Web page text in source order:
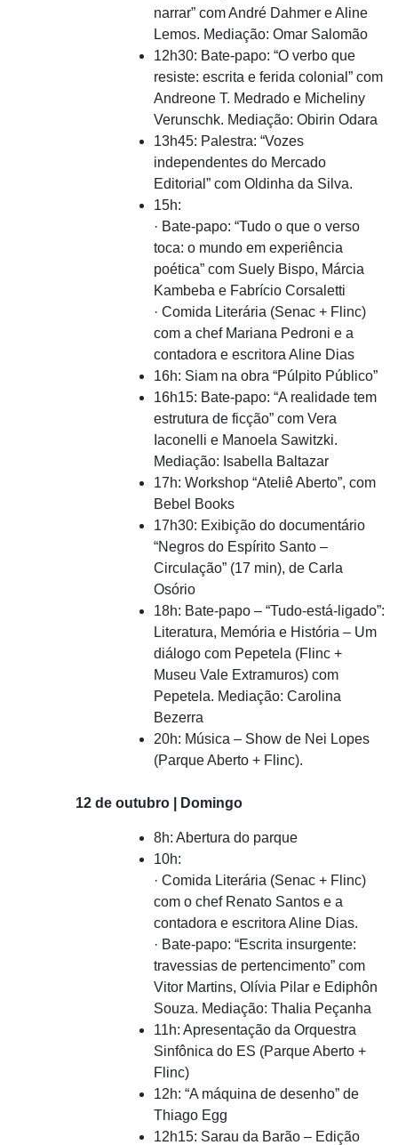
narrar” com André Dahmer e Aline
Lemos. Mediação: Omar Salomão
12h30: Bate-papo: “O verbo que
resiste: escrita e ferida colonial” com
Andreone T. Medrado e Micheliny
Verunschk. Mediação: Obirin Odara
13h45: Palestra: “Vozes
independentes do Mercado
Editorial” com Oldinha da Silva.
15h:
· Bate-papo: “Tudo o que o verso
toca: o mundo em experiência
poética” com Suely Bispo, Márcia
Kambeba e Fabrício Corsaletti
· Comida Literária (Senac + Flinc)
com a chef Mariana Pedroni e a
contadora e escritora Aline Dias
16h: Siam na obra “Púlpito Público”
16h15: Bate-papo: “A realidade tem
estrutura de ficção” com Vera
Iaconelli e Manoela Sawitzki.
Mediação: Isabella Baltazar
17h: Workshop “Ateliê Aberto”, com
Bebel Books
17h30: Exibição do documentário
“Negros do Espírito Santo –
Circulação” (17 min), de Carla
Osório
18h: Bate-papo – “Tudo-está-ligado”:
Literatura, Memória e História – Um
diálogo com Pepetela (Flinc +
Museu Vale Extramuros) com
Pepetela. Mediação: Carolina
Bezerra
20h: Música – Show de Nei Lopes
(Parque Aberto + Flinc).
12 de outubro | Domingo
8h: Abertura do parque
10h:
· Comida Literária (Senac + Flinc)
com o chef Renato Santos e a
contadora e escritora Aline Dias.
· Bate-papo: “Escrita insurgente:
travessias de pertencimento” com
Vitor Martins, Olívia Pilar e Ediphôn
Souza. Mediação: Thalia Peçanha
11h: Apresentação da Orquestra
Sinfônica do ES (Parque Aberto +
Flinc)
12h: “A máquina de desenho” de
Thiago Egg
12h15: Sarau da Barão – Edição